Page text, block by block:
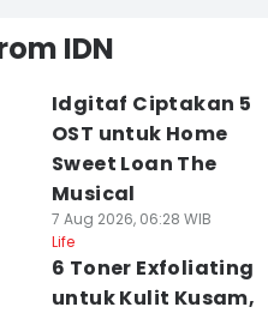
IDN
Idgitaf Ciptakan 5
OST untuk Home
Sweet Loan The
Musical
7 Aug 2026, 06:28 WIB
Life
6 Toner Exfoliating
untuk Kulit Kusam,